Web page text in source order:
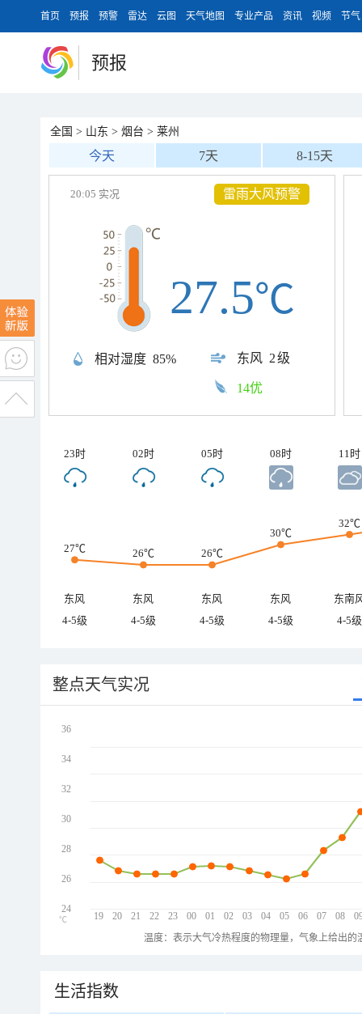
首页 预报 预警 雷达 云图 天气地图 专业产品 资讯 视频 节气
预报
全国 > 山东 > 烟台 > 莱州
今天 7天 8-15天
雷雨大风预警
20:05 实况
相对湿度 85% 东风 2级
27.5℃
14优
23时 02时 05时 08时 11时
27℃ 26℃ 26℃
30℃
32℃
东风 东风 东风 东风
东南
4-5级
4-5级 4-5级 4-5级 4-5级
整点天气实况
19 20 21 22 23 00 01 02 03 04 05 06 07 08
36
34
32
30
28
26
24
℃
温度：表示大气冷热程度的物理量，气象上给出
生活指数